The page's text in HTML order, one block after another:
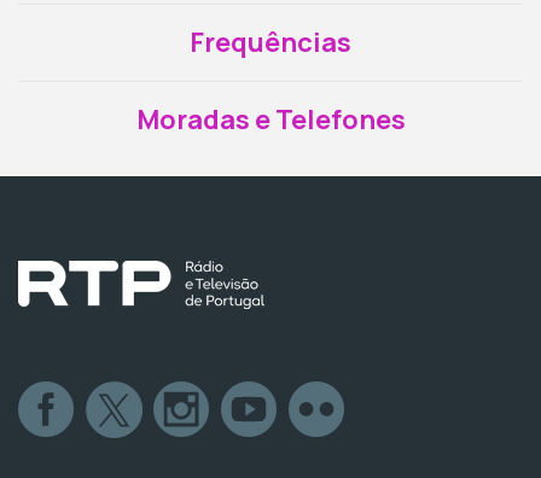
Frequências
Moradas e Telefones